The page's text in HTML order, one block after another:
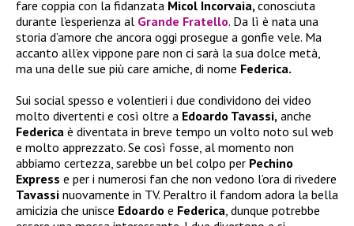
fare coppia con la fidanzata Micol Incorvaia, conosciuta
durante l’esperienza al Grande Fratello. Da lì è nata una
storia d’amore che ancora oggi prosegue a gonfie vele. Ma
accanto all’ex vippone pare non ci sarà la sua dolce metà,
ma una delle sue più care amiche, di nome Federica.
Sui social spesso e volentieri i due condividono dei video
molto divertenti e così oltre a Edoardo Tavassi, anche
Federica è diventata in breve tempo un volto noto sul web
e molto apprezzato. Se così fosse, al momento non
abbiamo certezza, sarebbe un bel colpo per Pechino
Express e per i numerosi fan che non vedono l’ora di rivedere
Tavassi nuovamente in TV. Peraltro il fandom adora la bella
amicizia che unisce Edoardo e Federica , dunque potrebbe